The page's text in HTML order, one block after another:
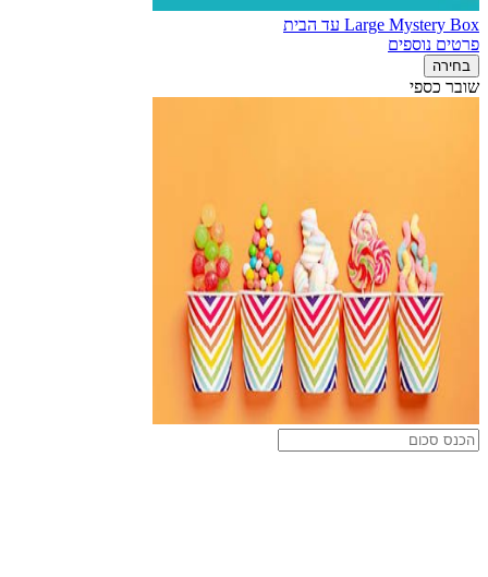
Large Mystery Box עד הבית
פרטים נוספים
בחירה
שובר כספי